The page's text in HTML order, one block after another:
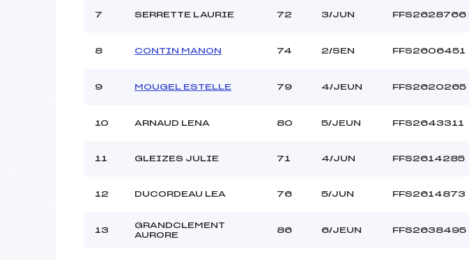
7 SERRETTE LAURIE 72 3/JUN FFS2628766
8 CONTIN MANON 74 2/SEN FFS2606451
9 MOUGEL ESTELLE 79 4/JEUN FFS2620265
10 ARNAUD LENA 80 5/JEUN FFS2643311
11 GLEIZES JULIE 71 4/JUN FFS2614285
12 DUCORDEAU LEA 76 5/JUN FFS2614873
13
GRANDCLEMENT
AURORE
86 6/JEUN FFS2638495